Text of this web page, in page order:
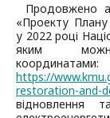
Продовжено
«Проекту Плану
у 2022 році
яким можна
координатами:
https://
restoration-and-
відновлення